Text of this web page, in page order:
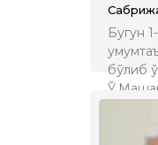
Бугун
бўлиб